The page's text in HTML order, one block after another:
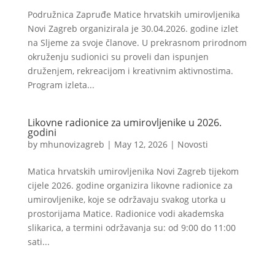
Podružnica Zapruđe Matice hrvatskih umirovljenika
Novi Zagreb organizirala je 30.04.2026. godine izlet
na Sljeme za svoje članove. U prekrasnom prirodnom
okruženju sudionici su proveli dan ispunjen
druženjem, rekreacijom i kreativnim aktivnostima.
Program izleta...
Likovne radionice za umirovljenike u 2026.
godini
by mhunovizagreb | May 12, 2026| Novosti
Matica hrvatskih umirovljenika Novi Zagreb tijekom
cijele 2026. godine organizira likovne radionice za
umirovljenike, koje se održavaju svakog utorka u
prostorijama Matice. Radionice vodi akademska
slikarica, a termini održavanja su: od 9:00 do 11:00
sati...